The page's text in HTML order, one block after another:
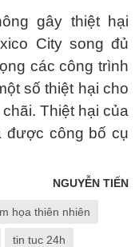
gây thiệt hại
City song đủ
các công trình
số thiệt hại cho
Thiệt hại của
được công bố cụ
NGUYỄN TIẾN
họa thiên nhiên
tin tuc 24h